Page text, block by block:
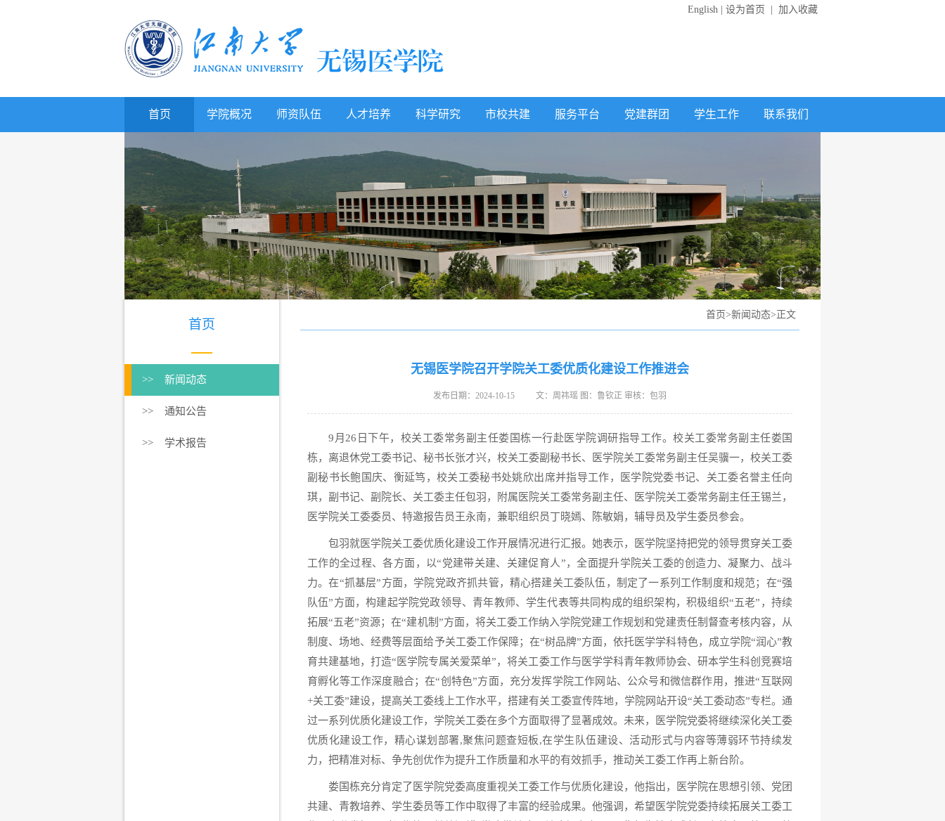
English 设为首页 加入收藏
首页 学院概况 师资队伍 人才培养 科学研究 市校共建 服务平台 党建群团 学生工作 联系我们
首页
>> 新闻动态
>> 通知公告
>> 学术报告
首页>新闻动态> 正文
无锡医学院召开学院关工委优质化建设工作推进会
发布日期：2024-10-15 文：周祎瑶 图：鲁钦正 审核：包羽
9月26日下午，校关工委常务副主任娄国栋一行赴医学院调研指导工作。校关工委常务副主任娄国
栋，离退休党工委书记、秘书长张才兴，校关工委副秘书长、医学院关工委常务副主任吴骥一，校关工委
副秘书长鲍国庆、衡延笃，校关工委秘书处姚欣出席并指导工作，医学院党委书记、关工委名誉主任向
琪，副书记、副院长、关工委主任包羽，附属医院关工委常务副主任、医学院关工委常务副主任王锡兰，
医学院关工委委员、特邀报告员王永南，兼职组织员丁晓嫣、陈敏娟，辅导员及学生委员参会。
包羽就医学院关工委优质化建设工作开展情况进行汇报。她表示，医学院坚持把党的领导贯穿关工委
工作的全过程、各方面，以“党建带关建、关建促育人”，全面提升学院关工委的创造力、凝聚力、战斗
力。在“抓基层”方面，学院党政齐抓共管，精心搭建关工委队伍，制定了一系列工作制度和规范；在“强
队伍”方面，构建起学院党政领导、青年教师、学生代表等共同构成的组织架构，积极组织“五老”，持续
拓展“五老”资源；在“建机制”方面，将关工委工作纳入学院党建工作规划和党建责任制督查考核内容，从
制度、场地、经费等层面给予关工委工作保障；在“树品牌”方面，依托医学学科特色，成立学院“润心”教
育共建基地，打造“医学院专属关爱菜单”，将关工委工作与医学学科青年教师协会、研本学生科创竞赛培
育孵化等工作深度融合；在“创特色”方面，充分发挥学院工作网站、公众号和微信群作用，推进“互联网
+关工委”建设，提高关工委线上工作水平，搭建有关工委宣传阵地，学院网站开设“关工委动态”专栏。通
过一系列优质化建设工作，学院关工委在多个方面取得了显著成效。未来，医学院党委将继续深化关工委
优质化建设工作，精心谋划部署,聚焦问题查短板,在学生队伍建设、活动形式与内容等薄弱环节持续发
力，把精准对标、争先创优作为提升工作质量和水平的有效抓手，推动关工委工作再上新台阶。
娄国栋充分肯定了医学院党委高度重视关工委工作与优质化建设，他指出，医学院在思想引领、党团
共建、青教培养、学生委员等工作中取得了丰富的经验成果。他强调，希望医学院党委持续拓展关工委工